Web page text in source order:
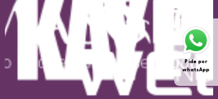
Pide por
whatsApp